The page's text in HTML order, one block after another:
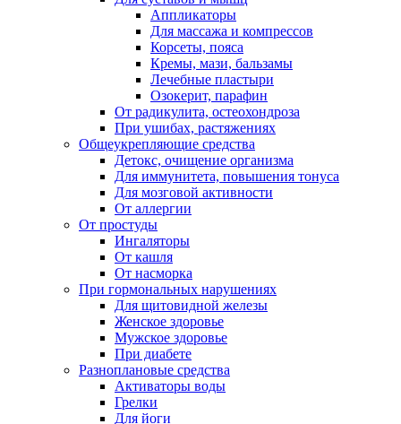
Аппликаторы
Для массажа и компрессов
Корсеты, пояса
Кремы, мази, бальзамы
Лечебные пластыри
Озокерит, парафин
От радикулита, остеохондроза
При ушибах, растяжениях
Общеукрепляющие средства
Детокс, очищение организма
Для иммунитета, повышения тонуса
Для мозговой активности
От аллергии
От простуды
Ингаляторы
От кашля
От насморка
При гормональных нарушениях
Для щитовидной железы
Женское здоровье
Мужское здоровье
При диабете
Разноплановые средства
Активаторы воды
Грелки
Для йоги